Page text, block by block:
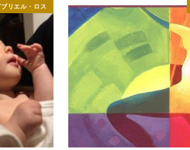
リエル・ロス